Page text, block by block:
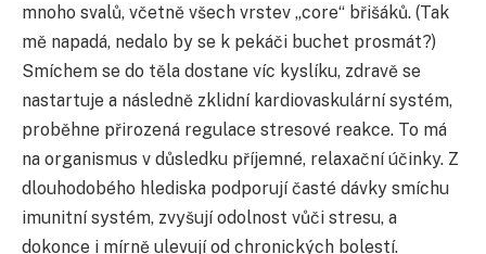
mnoho svalů, včetně všech vrstev „core“ břišáků. (Tak
mě napadá, nedalo by se k pekáči buchet prosmát?)
Smíchem se do těla dostane víc kyslíku, zdravě se
nastartuje a následně zklidní kardiovaskulární systém,
proběhne přirozená regulace stresové reakce. To má
na organismus v důsledku příjemné, relaxační účinky. Z
dlouhodobého hlediska podporují časté dávky smíchu
imunitní systém, zvyšují odolnost vůči stresu, a
dokonce i mírně ulevují od chronických bolestí.